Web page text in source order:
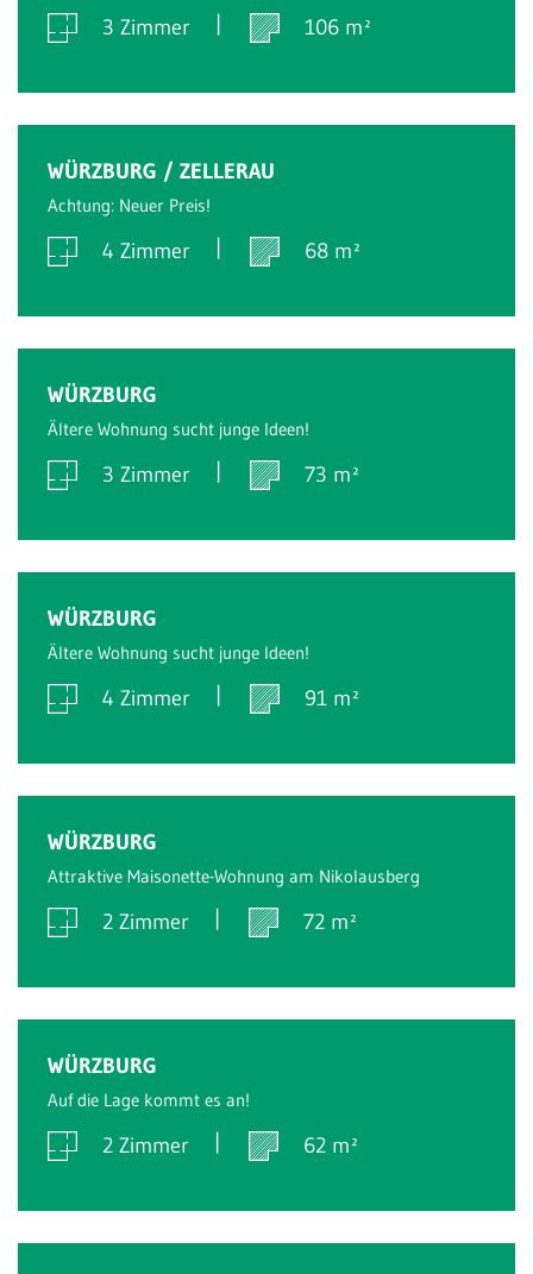
3 Zimmer 106 m²
WÜRZBURG / ZELLERAU
Achtung: Neuer Preis!
4 Zimmer 68 m²
WÜRZBURG
Ältere Wohnung sucht junge Ideen!
3 Zimmer 73 m²
WÜRZBURG
Ältere Wohnung sucht junge Ideen!
4 Zimmer 91 m²
WÜRZBURG
Attraktive Maisonette-Wohnung am Nikolausberg
2 Zimmer 72 m²
WÜRZBURG
Auf die Lage kommt es an!
2 Zimmer 62 m²